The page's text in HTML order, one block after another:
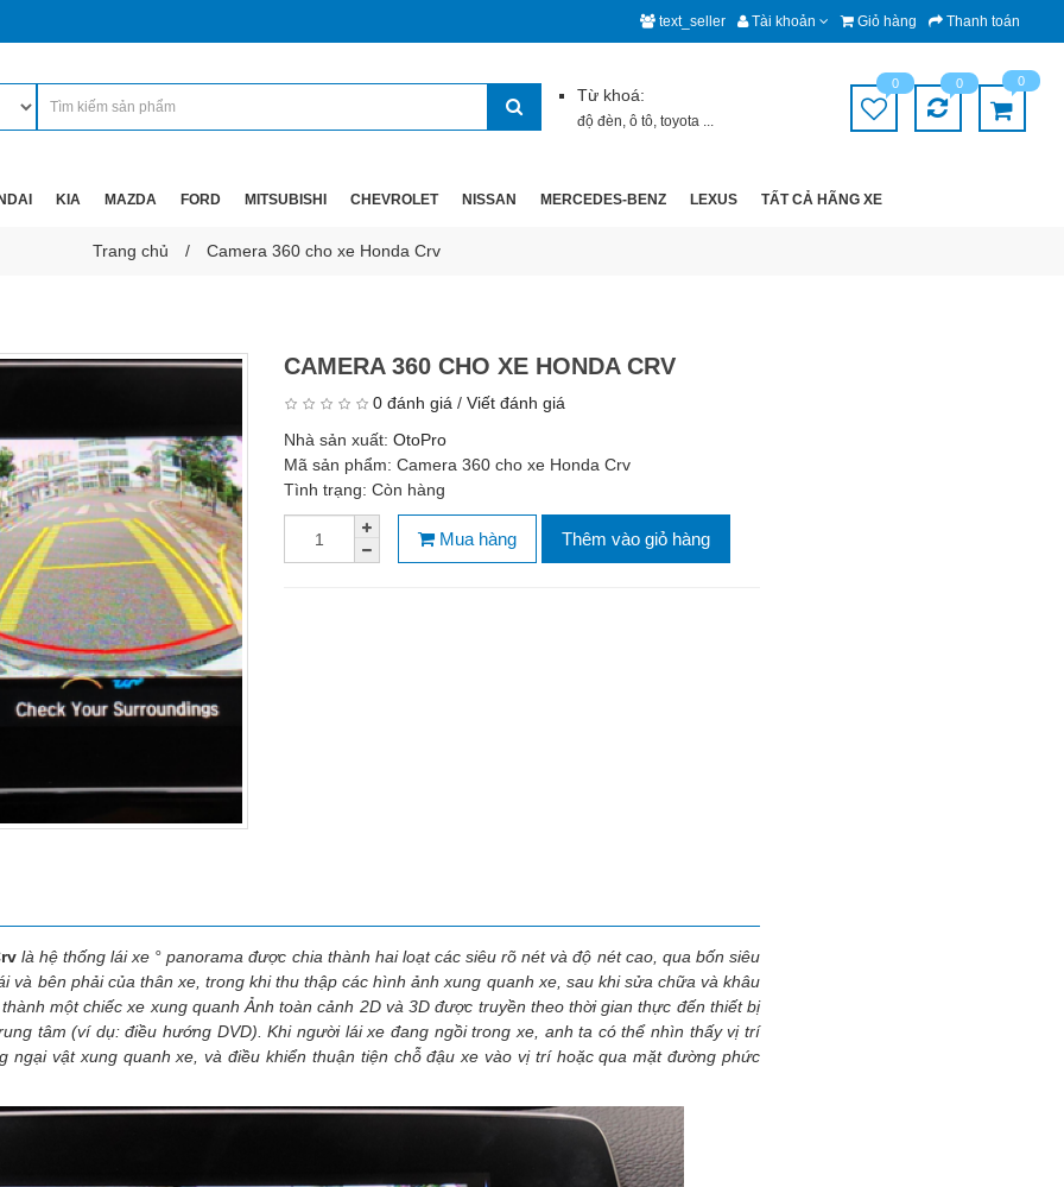
text_seller Tài khoản Giỏ hàng Thanh toán
Từ khoá:
độ đèn,ô tô,toyota ...
0 0 0
KIA MAZDA FORD MITSUBISHI CHEVROLET NISSAN MERCEDES-BENZ LEXUS TẤT CẢ HÃNG XE
Trang chủ Camera 360 cho xe Honda Crv
CAMERA 360 CHO XE HONDA CRV
0 đánh giá / Viết đánh giá
Nhà sản xuất: OtoPro
Mã sản phẩm: Camera 360 cho xe Honda Crv
Tình trạng: Còn hàng
Mua hàng Thêm vào giỏ hàng
là hệ thống lái xe ° panorama được chia thành hai loạt các siêu rõ nét và độ nét cao, qua bốn siêu
và bên phải của thân xe, trong khi thu thập các hình ảnh xung quanh xe, sau khi sửa chữa và khâu
một chiếc xe xung quanh Ảnh toàn cảnh 2D và 3D được truyền theo thời gian thực đến thiết bị
tâm (ví dụ: điều hướng DVD). Khi người lái xe đang ngồi trong xe, anh ta có thể nhìn thấy vị trí
ngại vật xung quanh xe, và điều khiển thuận tiện chỗ đậu xe vào vị trí hoặc qua mặt đường phức